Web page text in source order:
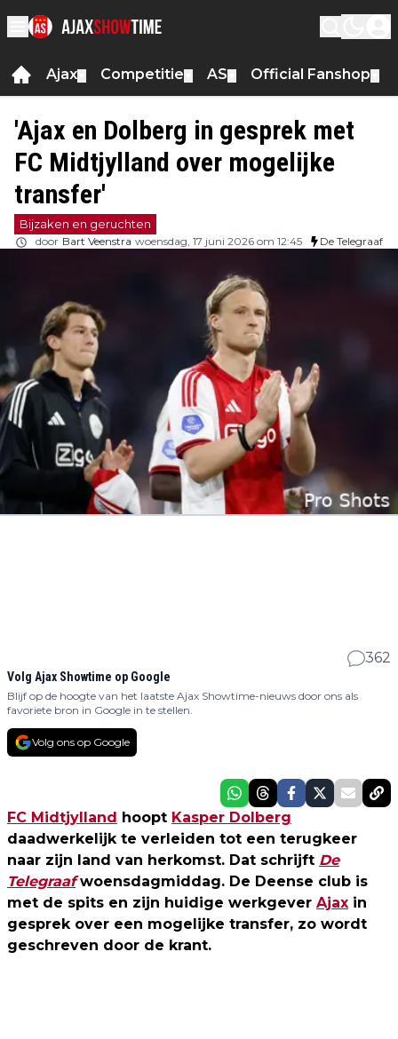
Ajax Competitie AS Official Fanshop
'Ajax en Dolberg in gesprek met
FC Midtjylland over mogelijke
transfer'
Bijzaken en geruchten
door Bart Veenstra woensdag, 17 juni 2026 om 12:45 De Telegraaf
362
Volg Ajax Showtime op Google
Blijf op de hoogte van het laatste Ajax Showtime-nieuws door ons als
favoriete bron in Google in te stellen.
Volg ons op Google
FC Midtjylland hoopt Kasper Dolberg
daadwerkelijk te verleiden tot een terugkeer
naar zijn land van herkomst. Dat schrijft De
Telegraafwoensdagmiddag. De Deense club is
met de spits en zijn huidige werkgever Ajax in
gesprek over een mogelijke transfer, zo wordt
geschreven door de krant.